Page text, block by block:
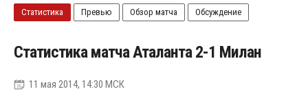
Статистика Превью Обзор матча Обсуждение
Статистика матча Аталанта 2-1 Милан
11 мая 2014, 14:30 МСК